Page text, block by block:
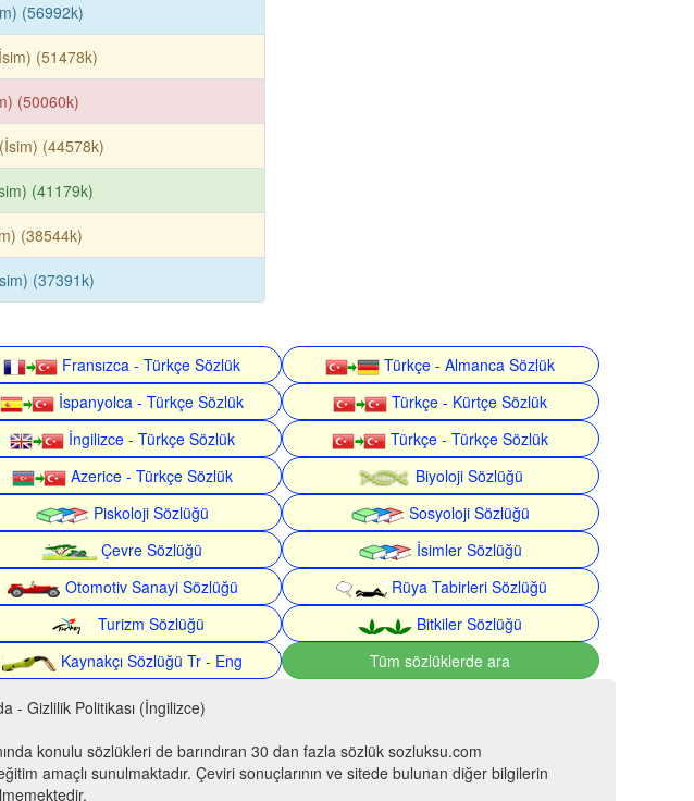
(56992k)
(51478k)
(50060k)
(44578k)
(41179k)
(38544k)
(37391k)
Fransızca - Türkçe Sözlük
Türkçe - Almanca Sözlük
İspanyolca - Türkçe Sözlük
Türkçe - Kürtçe Sözlük
İngilizce - Türkçe Sözlük
Türkçe - Türkçe Sözlük
Azerice - Türkçe Sözlük
Biyoloji Sözlüğü
Piskoloji Sözlüğü
Sosyoloji Sözlüğü
Çevre Sözlüğü
İsimler Sözlüğü
Otomotiv Sanayi Sözlüğü
Rüya Tabirleri Sözlüğü
Turizm Sözlüğü
Bitkiler Sözlüğü
Kaynakçı Sözlüğü Tr - Eng Tüm sözlüklerde ara
- Gizlilik Politikası (İngilizce)
konulu sözlükleri de barındıran 30 dan fazla sözlük sozluksu.com
amaçlı sunulmaktadır. Çeviri sonuçlarının ve sitede bulunan diğer bilgilerin